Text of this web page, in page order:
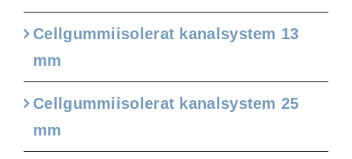
Cellgummiisolerat kanalsystem 13
mm
Cellgummiisolerat kanalsystem 25
mm